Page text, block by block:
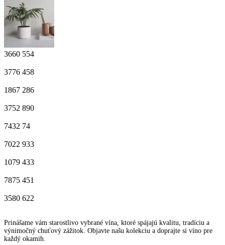
3660 554
3776 458
1867 286
3752 890
7432 74
7022 933
1079 433
7875 451
3580 622
Prinášame vám starostlivo vybrané vína, ktoré spájajú kvalitu, tradíciu a
výnimočný chuťový zážitok. Objavte našu kolekciu a doprajte si víno pre
každý okamih.